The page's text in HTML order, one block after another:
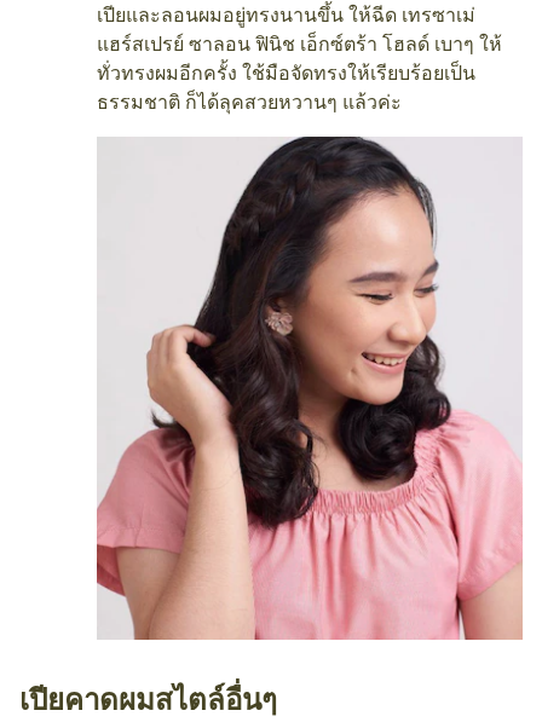
เปียและลอนผมอยู่ทรงนานขึ้น ให้ฉีด เทรซาเม่
แฮร์สเปรย์ ซาลอน ฟินิช เอ็กซ์ตร้า โฮลด์ เบาๆ ให้
ทั่วทรงผมอีกครั้ง ใช้มือจัดทรงให้เรียบร้อยเป็น
ธรรมชาติ ก็ได้ลุคสวยหวานๆ แล้วค่ะ
เปียคาดผมสไตล์อื่นๆ